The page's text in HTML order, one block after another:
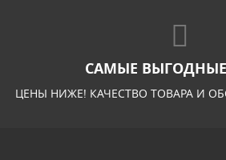
САМЫЕ
ЦЕНЫ НИЖЕ! КАЧЕСТВО ТОВАРА И